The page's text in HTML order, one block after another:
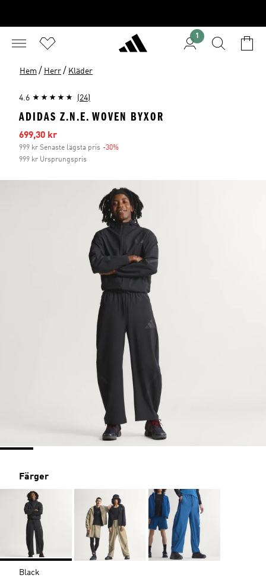
1
Hem / Herr / Kläder
4.6 (24)
ADIDAS Z.N.E. WOVEN BYXOR
Reapris
699,30 kr
999 kr Senaste lägsta pris -30%
999 kr Ursprungspris
Färger
Black